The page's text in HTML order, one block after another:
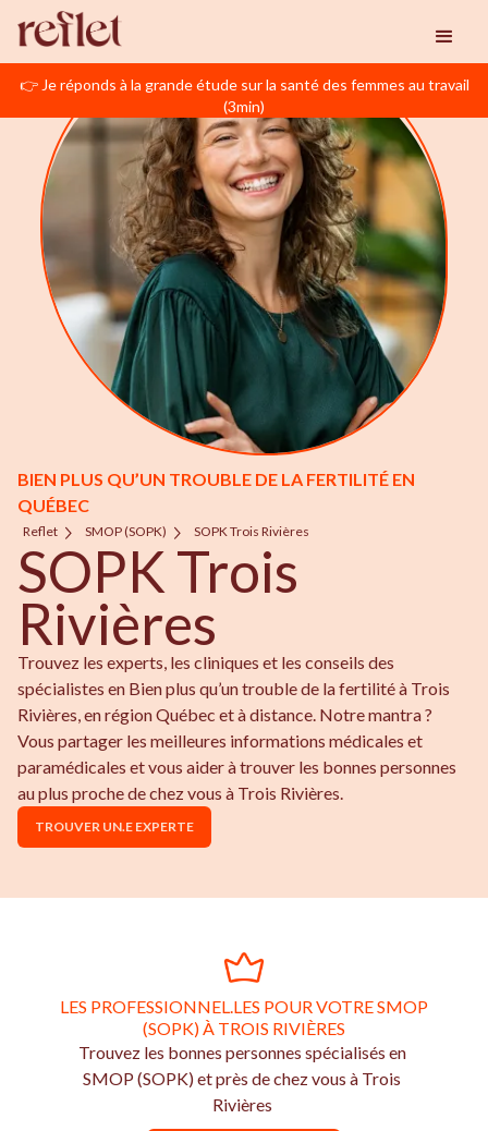
👉 Je réponds à la grande étude sur la santé des femmes au travail
(3min)
BIEN PLUS QU’UN TROUBLE DE LA FERTILITÉ EN
QUÉBEC
Reflet SMOP (SOPK) SOPK Trois Rivières
SOPK Trois
Rivières
Trouvez les experts, les cliniques et les conseils des
spécialistes en Bien plus qu’un trouble de la fertilité à Trois
Rivières, en région Québec et à distance. Notre mantra ?
Vous partager les meilleures informations médicales et
paramédicales et vous aider à trouver les bonnes personnes
au plus proche de chez vous à Trois Rivières.
TROUVER UN.E EXPERTE
LES PROFESSIONNEL.LES POUR VOTRE SMOP
(SOPK) À TROIS RIVIÈRES
Trouvez les bonnes personnes spécialisés en
SMOP (SOPK) et près de chez vous à Trois
Rivières